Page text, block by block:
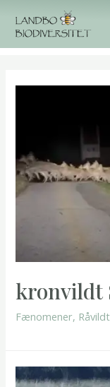
indholdet
kronvildt
Fænomener, Råvildt